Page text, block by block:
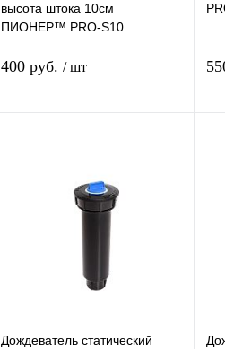
высота штока 10см
ПИОНЕР™ PRO-S10
400 руб. / шт
Купить в 1
(172)
Дождеватель статический